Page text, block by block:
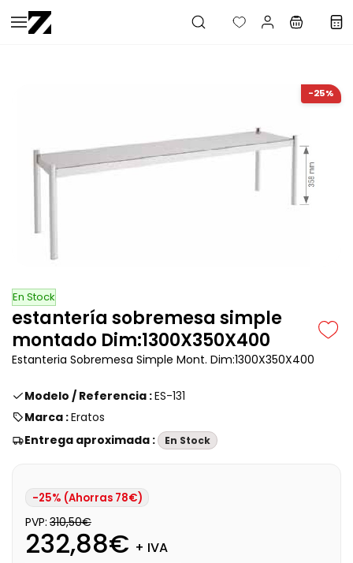
Saltar al
contenido
-25%
En Stock
estantería sobremesa simple
montado Dim:1300X350X400
Estanteria Sobremesa Simple Mont. Dim:1300X350X400
Modelo / Referencia :ES-131
Marca :Eratos
Entrega aproximada :
En Stock
-25% (Ahorras 78€)
PVP: 310,50€
232,88€ + IVA